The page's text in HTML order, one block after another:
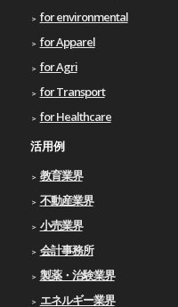
for environmental
for Apparel
for Agri
for Transport
for Healthcare
活用例
教育業界
不動産業界
小売業界
会計事務所
製薬・治験業界
エネルギー業界